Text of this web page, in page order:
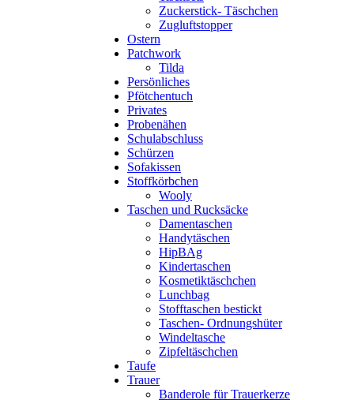
Zuckerstick- Täschchen
Zugluftstopper
Ostern
Patchwork
Tilda
Persönliches
Pfötchentuch
Privates
Probenähen
Schulabschluss
Schürzen
Sofakissen
Stoffkörbchen
Wooly
Taschen und Rucksäcke
Damentaschen
Handytäschen
HipBAg
Kindertaschen
Kosmetiktäschchen
Lunchbag
Stofftaschen bestickt
Taschen- Ordnungshüter
Windeltasche
Zipfeltäschchen
Taufe
Trauer
Banderole für Trauerkerze